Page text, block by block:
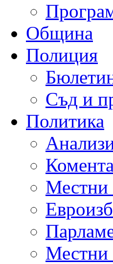
Община
Полиция
Съд и
Политика
Местни
Местни